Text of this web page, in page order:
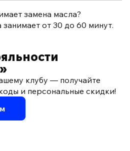
замена масла?
от 30 до 60 минут.
клубу — получайте
и персональные скидки!